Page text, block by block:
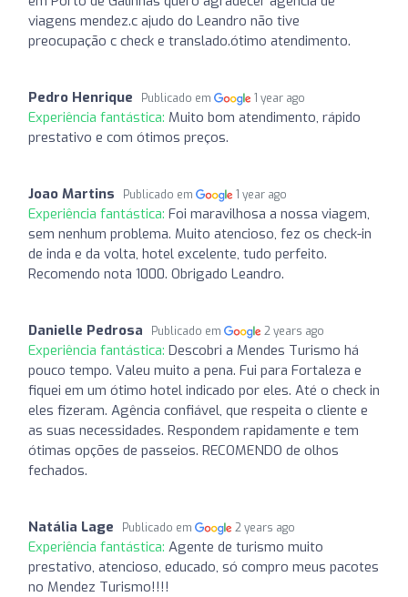
viagens mendez.c ajudo do Leandro não tive
preocupação c check e translado.ótimo atendimento.
Pedro Henrique Publicado em 1 year ago
Experiência fantástica: Muito bom atendimento, rápido
prestativo e com ótimos preços.
Joao Martins Publicado em 1 year ago
Experiência fantástica: Foi maravilhosa a nossa viagem,
sem nenhum problema. Muito atencioso, fez os check-in
de inda e da volta, hotel excelente, tudo perfeito.
Recomendo nota 1000. Obrigado Leandro.
Danielle Pedrosa Publicado em 2 years ago
Experiência fantástica: Descobri a Mendes Turismo há
pouco tempo. Valeu muito a pena. Fui para Fortaleza e
fiquei em um ótimo hotel indicado por eles. Até o check in
eles fizeram. Agência confiável, que respeita o cliente e
as suas necessidades. Respondem rapidamente e tem
ótimas opções de passeios. RECOMENDO de olhos
fechados.
Natália Lage Publicado em 2 years ago
Experiência fantástica: Agente de turismo muito
prestativo, atencioso, educado, só compro meus pacotes
no Mendez Turismo!!!!